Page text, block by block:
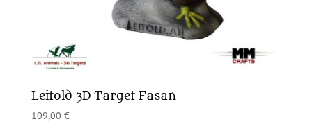
Leitold 3D Target Fasan
109,00 €